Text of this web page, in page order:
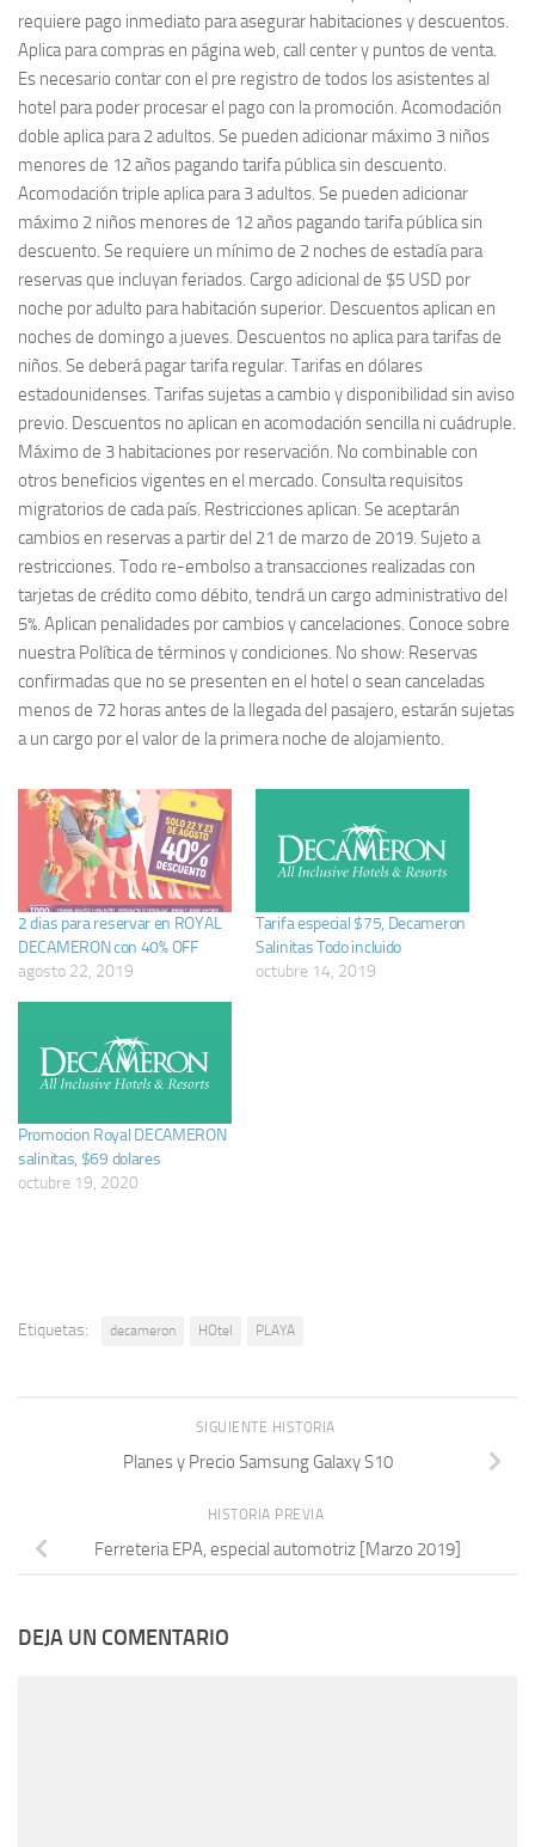
requiere pago inmediato para asegurar habitaciones y descuentos.
Aplica para compras en página web, call center y puntos de venta.
Es necesario contar con el pre registro de todos los asistentes al
hotel para poder procesar el pago con la promoción. Acomodación
doble aplica para 2 adultos. Se pueden adicionar máximo 3 niños
menores de 12 años pagando tarifa pública sin descuento.
Acomodación triple aplica para 3 adultos. Se pueden adicionar
máximo 2 niños menores de 12 años pagando tarifa pública sin
descuento. Se requiere un mínimo de 2 noches de estadía para
reservas que incluyan feriados. Cargo adicional de $5 USD por
noche por adulto para habitación superior. Descuentos aplican en
noches de domingo a jueves. Descuentos no aplica para tarifas de
niños. Se deberá pagar tarifa regular. Tarifas en dólares
estadounidenses. Tarifas sujetas a cambio y disponibilidad sin aviso
previo. Descuentos no aplican en acomodación sencilla ni cuádruple.
Máximo de 3 habitaciones por reservación. No combinable con
otros beneficios vigentes en el mercado. Consulta requisitos
migratorios de cada país. Restricciones aplican. Se aceptarán
cambios en reservas a partir del 21 de marzo de 2019. Sujeto a
restricciones. Todo re-embolso a transacciones realizadas con
tarjetas de crédito como débito, tendrá un cargo administrativo del
5%. Aplican penalidades por cambios y cancelaciones. Conoce sobre
nuestra Política de términos y condiciones. No show: Reservas
confirmadas que no se presenten en el hotel o sean canceladas
menos de 72 horas antes de la llegada del pasajero, estarán sujetas
a un cargo por el valor de la primera noche de alojamiento.
2 dias para reservar en ROYAL
DECAMERON con 40% OFF
agosto 22, 2019
Tarifa especial $75, Decameron
Salinitas Todo incluido
octubre 14, 2019
Promocion Royal DECAMERON
salinitas, $69 dolares
octubre 19, 2020
Etiquetas: decameron HOtel PLAYA
SIGUIENTE HISTORIA
Planes y Precio Samsung Galaxy S10
HISTORIA PREVIA
Ferreteria EPA, especial automotriz [Marzo 2019]
DEJA UN COMENTARIO